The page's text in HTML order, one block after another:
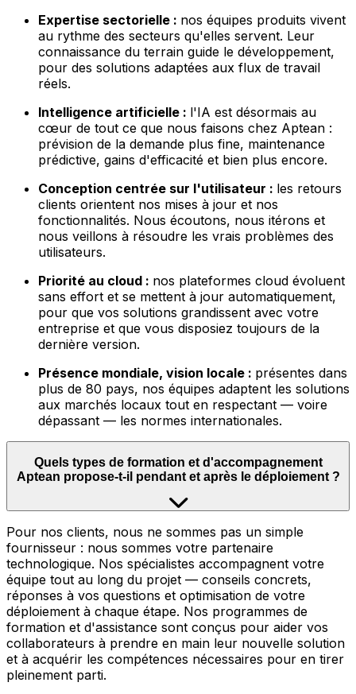
Expertise sectorielle : nos équipes produits vivent
au rythme des secteurs qu'elles servent. Leur
connaissance du terrain guide le développement,
pour des solutions adaptées aux flux de travail
réels.
Intelligence artificielle : l'IA est désormais au
cœur de tout ce que nous faisons chez Aptean :
prévision de la demande plus fine, maintenance
prédictive, gains d'efficacité et bien plus encore.
Conception centrée sur l'utilisateur : les retours
clients orientent nos mises à jour et nos
fonctionnalités. Nous écoutons, nous itérons et
nous veillons à résoudre les vrais problèmes des
utilisateurs.
Priorité au cloud : nos plateformes cloud évoluent
sans effort et se mettent à jour automatiquement,
pour que vos solutions grandissent avec votre
entreprise et que vous disposiez toujours de la
dernière version.
Présence mondiale, vision locale : présentes dans
plus de 80 pays, nos équipes adaptent les solutions
aux marchés locaux tout en respectant — voire
dépassant — les normes internationales.
Quels types de formation et d'accompagnement
Aptean propose-t-il pendant et après le déploiement ?
Pour nos clients, nous ne sommes pas un simple
fournisseur : nous sommes votre partenaire
technologique. Nos spécialistes accompagnent votre
équipe tout au long du projet — conseils concrets,
réponses à vos questions et optimisation de votre
déploiement à chaque étape. Nos programmes de
formation et d'assistance sont conçus pour aider vos
collaborateurs à prendre en main leur nouvelle solution
et à acquérir les compétences nécessaires pour en tirer
pleinement parti.